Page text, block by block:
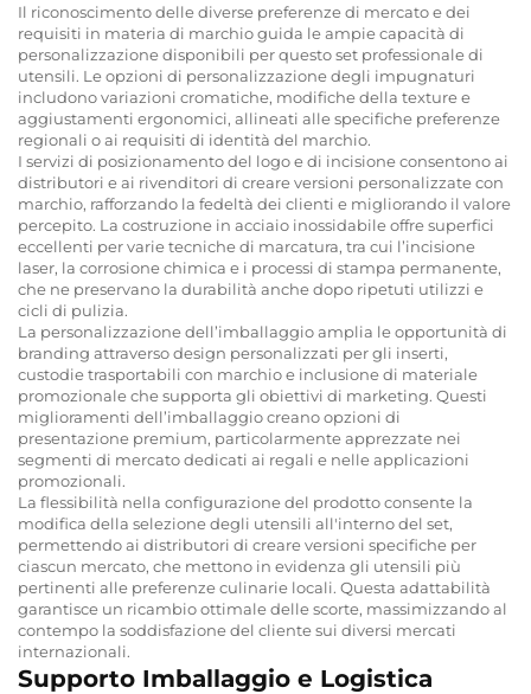
Il riconoscimento delle diverse preferenze di mercato e dei
requisiti in materia di marchio guida le ampie capacità di
personalizzazione disponibili per questo set professionale di
utensili. Le opzioni di personalizzazione degli impugnaturi
includono variazioni cromatiche, modifiche della texture e
aggiustamenti ergonomici, allineati alle specifiche preferenze
regionali o ai requisiti di identità del marchio.
I servizi di posizionamento del logo e di incisione consentono ai
distributori e ai rivenditori di creare versioni personalizzate con
marchio, rafforzando la fedeltà dei clienti e migliorando il valore
percepito. La costruzione in acciaio inossidabile offre superfici
eccellenti per varie tecniche di marcatura, tra cui l’incisione
laser, la corrosione chimica e i processi di stampa permanente,
che ne preservano la durabilità anche dopo ripetuti utilizzi e
cicli di pulizia.
La personalizzazione dell’imballaggio amplia le opportunità di
branding attraverso design personalizzati per gli inserti,
custodie trasportabili con marchio e inclusione di materiale
promozionale che supporta gli obiettivi di marketing. Questi
miglioramenti dell’imballaggio creano opzioni di
presentazione premium, particolarmente apprezzate nei
segmenti di mercato dedicati ai regali e nelle applicazioni
promozionali.
La flessibilità nella configurazione del prodotto consente la
modifica della selezione degli utensili all'interno del set,
permettendo ai distributori di creare versioni specifiche per
ciascun mercato, che mettono in evidenza gli utensili più
pertinenti alle preferenze culinarie locali. Questa adattabilità
garantisce un ricambio ottimale delle scorte, massimizzando al
contempo la soddisfazione del cliente sui diversi mercati
internazionali.
Supporto Imballaggio e Logistica